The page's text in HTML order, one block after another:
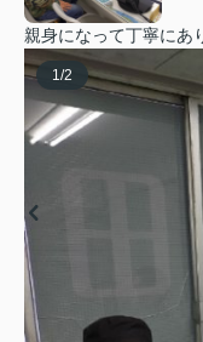
親身になって丁寧にあ
1/2